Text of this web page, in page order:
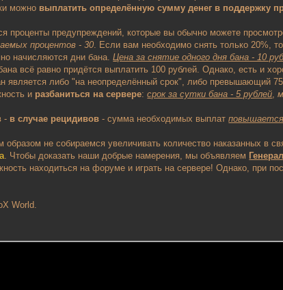
можно выплатить определённую сумму денег в поддержку
проценты предупреждений, которые вы обычно можете
процентов - 30 . Если вам необходимо снять только 20%,
начисляются дни бана.Цена за снятие одного дня бана - 10
всё равно придётся выплатить 100 рублей. Однако, есть и
является либо "на неопределённый срок", либо превышающий
и разбаниться на сервере:срок за сутки бана - 5 рублей ,
- в случае рецидивов - сумма необходимых выплатповышается
образом не собираемся увеличивать количество наказанных в
. Чтобы доказать наши добрые намерения, мы объявляем
находиться на форуме и играть на сервере! Однако, при
World.